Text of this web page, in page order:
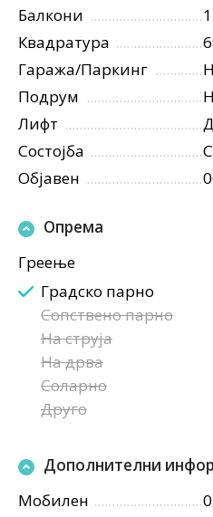
Балкони
1
Квадратура
Гаража/Паркинг
Подрум
Лифт
Состојба
Објавен
Опрема
Греење
Градско парно
Сопствено парно
На струја
На дрва
Соларно
Друго
Дополнителни
Мобилен